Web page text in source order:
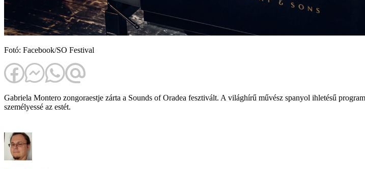
Fotó: Facebook/SO Festival
Gabriela Montero zongoraestje zárta a Sounds of Oradea fesztivált. A világhírű művész spanyol ihletésű
személyessé az estét.